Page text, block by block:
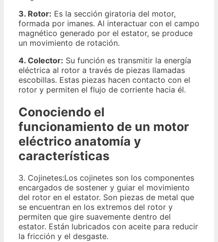
3. Rotor: Es la sección giratoria del motor,
formada por imanes. Al interactuar con el campo
magnético generado por el estator, se produce
un movimiento de rotación.
4. Colector: Su función es transmitir la energía
eléctrica al rotor a través de piezas llamadas
escobillas. Estas piezas hacen contacto con el
rotor y permiten el flujo de corriente hacia él.
Conociendo el
funcionamiento de un motor
eléctrico anatomía y
características
3. Cojinetes:Los cojinetes son los componentes
encargados de sostener y guiar el movimiento
del rotor en el estator. Son piezas de metal que
se encuentran en los extremos del rotor y
permiten que gire suavemente dentro del
estator. Están lubricados con aceite para reducir
la fricción y el desgaste.